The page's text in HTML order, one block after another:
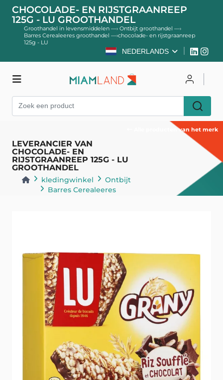
CHOCOLADE- EN RIJSTGRAANREEP
125G - LU GROOTHANDEL
Groothandel in levensmiddelen —› Ontbijt groothandel —›
Barres Cerealeeres groothandel —›chocolade- en rijstgraanreep
125g - LU
NEDERLANDS
LEVERANCIER VAN
CHOCOLADE- EN
RIJSTGRAANREEP 125G - LU
GROOTHANDEL
kledingwinkel
Ontbijt
Barres Cerealeeres
Alle producten van het merk